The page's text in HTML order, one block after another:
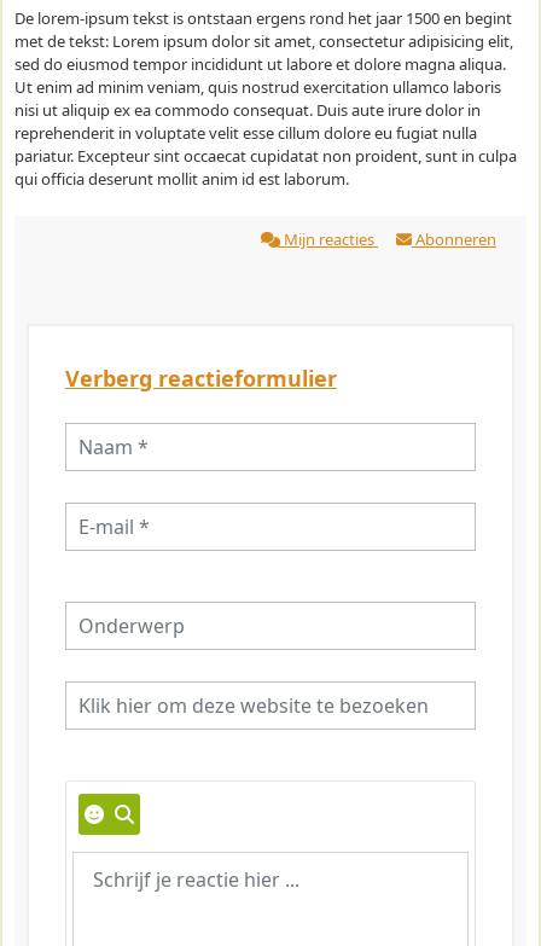
De lorem-ipsum tekst is ontstaan ergens rond het jaar 1500 en begint
met de tekst: Lorem ipsum dolor sit amet, consectetur adipisicing elit,
sed do eiusmod tempor incididunt ut labore et dolore magna aliqua.
Ut enim ad minim veniam, quis nostrud exercitation ullamco laboris
nisi ut aliquip ex ea commodo consequat. Duis aute irure dolor in
reprehenderit in voluptate velit esse cillum dolore eu fugiat nulla
pariatur. Excepteur sint occaecat cupidatat non proident, sunt in culpa
qui officia deserunt mollit anim id est laborum.
Mijn reacties Abonneren
Verberg reactieformulier